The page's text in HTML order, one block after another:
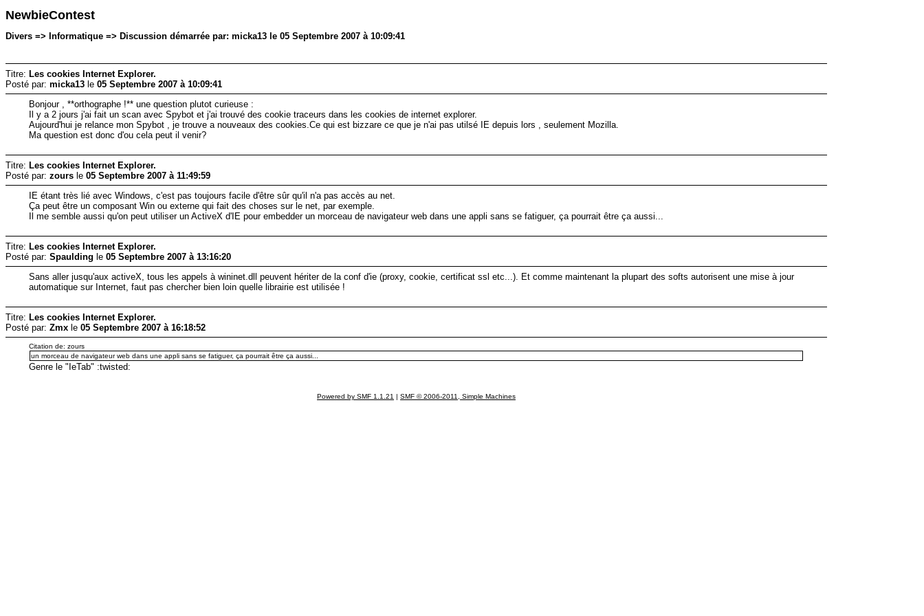
NewbieContest
Divers => Informatique => Discussion démarrée par: micka13 le 05 Septembre 2007 à 10:09:41
Titre: Les cookies Internet Explorer.
Posté par: micka13 le 05 Septembre 2007 à 10:09:41
Bonjour , **orthographe !** une question plutot curieuse :
Il y a 2 jours j'ai fait un scan avec Spybot et j'ai trouvé des cookie traceurs dans les cookies de internet explorer.
Aujourd'hui je relance mon Spybot , je trouve a nouveaux des cookies.Ce qui est bizzare ce que je n'ai pas utilsé IE depuis lors , seulement Mozilla.
Ma question est donc d'ou cela peut il venir?
Titre: Les cookies Internet Explorer.
Posté par: zours le 05 Septembre 2007 à 11:49:59
IE étant très lié avec Windows, c'est pas toujours facile d'être sûr qu'il n'a pas accès au net.
Ça peut être un composant Win ou externe qui fait des choses sur le net, par exemple.
Il me semble aussi qu'on peut utiliser un ActiveX d'IE pour embedder un morceau de navigateur web dans une appli sans se fatiguer, ça pourrait être ça aussi...
Titre: Les cookies Internet Explorer.
Posté par: Spaulding le 05 Septembre 2007 à 13:16:20
Sans aller jusqu'aux activeX, tous les appels à wininet.dll peuvent hériter de la conf d'ie (proxy, cookie, certificat ssl etc...). Et comme maintenant la plupart des softs autorisent une mise à jour
automatique sur Internet, faut pas chercher bien loin quelle librairie est utilisée !
Titre: Les cookies Internet Explorer.
Posté par: Zmx le 05 Septembre 2007 à 16:18:52
Citation de: zours
un morceau de navigateur web dans une appli sans se fatiguer, ça pourrait être ça aussi...
Genre le "IeTab" :twisted:
Powered by SMF 1.1.21 | SMF © 2006-2011, Simple Machines